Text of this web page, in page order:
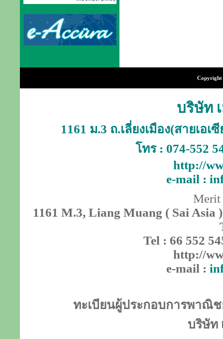
Copyright
บริษัท
1161 ม.3 ถ.เลี่ยงเมือง(สายเอ
โทร : 074-552
http://
e-mail :
Merit
1161 M.3, Liang Muang ( Sai Asia
Tel : 66 552
http://
e-mail :
ทะเบียนผู้ประกอบการพาณิช
บริษัท